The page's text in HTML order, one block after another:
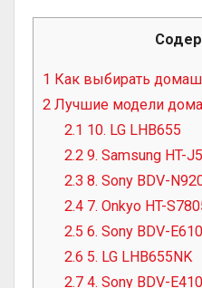
1 Как выбирать
2 Лучшие модели
2.1 10. LG LHB655
2.2 9. Samsung HT-
2.3 8. Sony BDV-
2.4 7. Onkyo HT-
2.5 6. Sony BDV-
2.6 5. LG LHB655NK
2.7 4. Sony BDV-